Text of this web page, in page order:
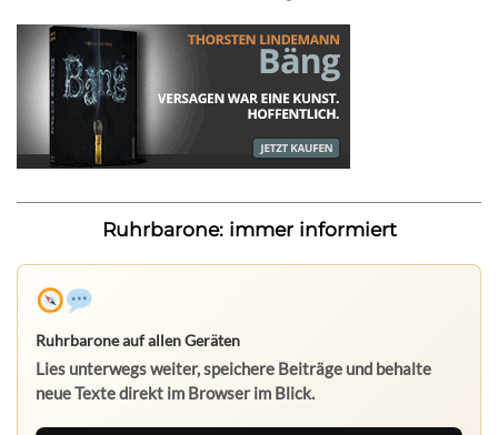
Ruhrbarone: immer informiert
Ruhrbarone auf allen Geräten
Lies unterwegs weiter, speichere Beiträge und behalte
neue Texte direkt im Browser im Blick.